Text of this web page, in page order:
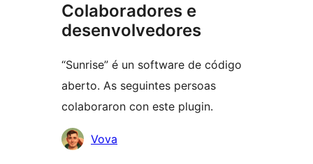
Colaboradores e
desenvolvedores
“Sunrise” é un software de código
aberto. As seguintes persoas
colaboraron con este plugin.
Colaboradores
Vova